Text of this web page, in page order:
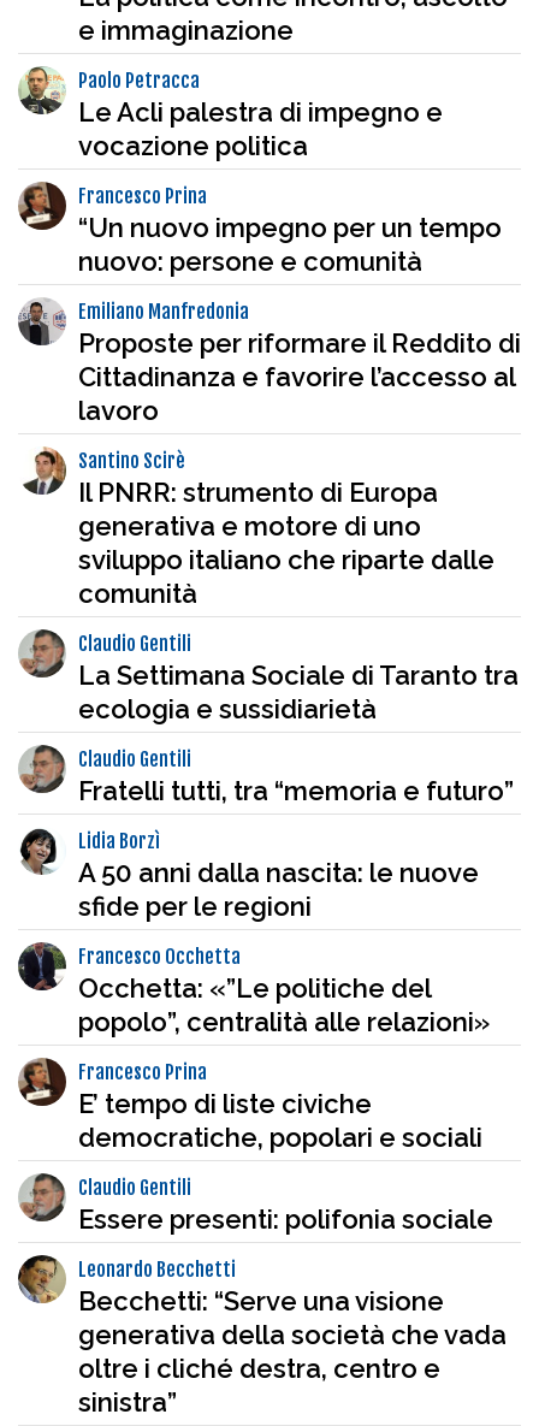
e immaginazione
Paolo Petracca
Le Acli palestra di impegno e
vocazione politica
Francesco Prina
“Un nuovo impegno per un tempo
nuovo: persone e comunità
Emiliano Manfredonia
Proposte per riformare il Reddito di
Cittadinanza e favorire l’accesso al
lavoro
Santino Scirè
Il PNRR: strumento di Europa
generativa e motore di uno
sviluppo italiano che riparte dalle
comunità
Claudio Gentili
La Settimana Sociale di Taranto tra
ecologia e sussidiarietà
Claudio Gentili
Fratelli tutti, tra “memoria e futuro”
Lidia Borzì
A 50 anni dalla nascita: le nuove
sfide per le regioni
Francesco Occhetta
Occhetta: «”Le politiche del
popolo”, centralità alle relazioni»
Francesco Prina
E’ tempo di liste civiche
democratiche, popolari e sociali
Claudio Gentili
Essere presenti: polifonia sociale
Leonardo Becchetti
Becchetti: “Serve una visione
generativa della società che vada
oltre i cliché destra, centro e
sinistra”